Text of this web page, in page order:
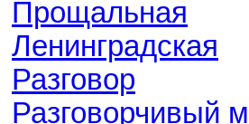
Прощальная
Ленинградская
Разговор
Разговорчивый